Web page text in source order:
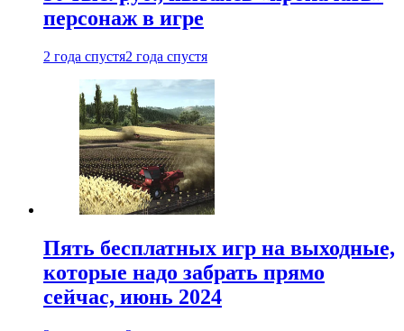
персонаж в игре
2 года спустя2 года спустя
Пять бесплатных игр на выходные,
которые надо забрать прямо
сейчас, июнь 2024